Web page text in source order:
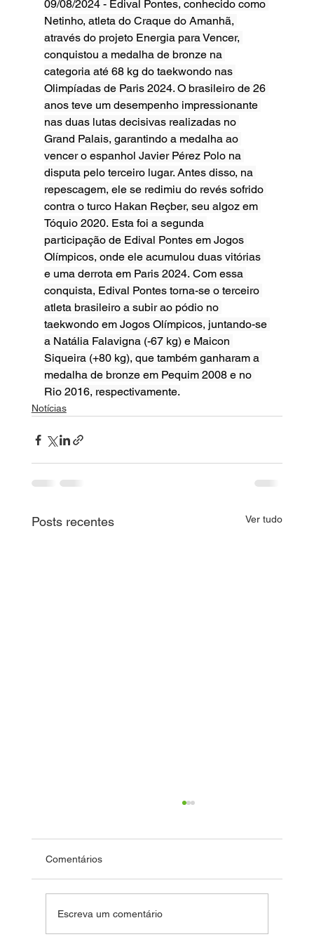
09/08/2024 - Edival Pontes, conhecido como
Netinho, atleta do Craque do Amanhã,
através do projeto Energia para Vencer,
conquistou a medalha de bronze na
categoria até 68 kg do taekwondo nas
Olimpíadas de Paris 2024. O brasileiro de 26
anos teve um desempenho impressionante
nas duas lutas decisivas realizadas no
Grand Palais, garantindo a medalha ao
vencer o espanhol Javier Pérez Polo na
disputa pelo terceiro lugar. Antes disso, na
repescagem, ele se redimiu do revés sofrido
contra o turco Hakan Reçber, seu algoz em
Tóquio 2020. Esta foi a segunda
participação de Edival Pontes em Jogos
Olímpicos, onde ele acumulou duas vitórias
e uma derrota em Paris 2024. Com essa
conquista, Edival Pontes torna-se o terceiro
atleta brasileiro a subir ao pódio no
taekwondo em Jogos Olímpicos, juntando-se
a Natália Falavigna (-67 kg) e Maicon
Siqueira (+80 kg), que também ganharam a
medalha de bronze em Pequim 2008 e no
Rio 2016, respectivamente.
Notícias
Posts recentes Ver tudo
Comentários
Escreva um comentário